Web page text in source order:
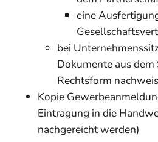
eine
bei
Dokumente aus
Rechtsform
Kopie
Eintragung in die
nachgereicht werden)